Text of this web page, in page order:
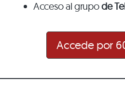
Acceso al grupode
Accede por